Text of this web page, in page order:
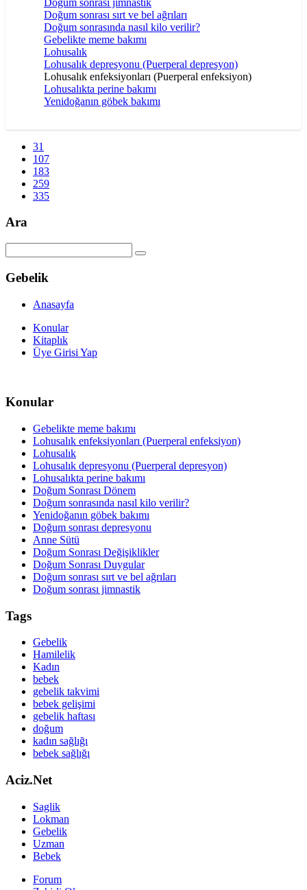
Doğum sonrası sırt ve bel ağrıları
Doğum sonrasında nasıl kilo verilir?
Gebelikte meme bakımı
Lohusalık
Lohusalık depresyonu (Puerperal depresyon)
Lohusalık enfeksiyonları (Puerperal enfeksiyon)
Lohusalıkta perine bakımı
Yenidoğanın göbek bakımı
31
107
183
259
335
Ara
Gebelik
Anasayfa
Konular
Kitaplık
Üye Girisi Yap
Konular
Gebelikte meme bakımı
Lohusalık enfeksiyonları (Puerperal enfeksiyon)
Lohusalık
Lohusalık depresyonu (Puerperal depresyon)
Lohusalıkta perine bakımı
Doğum Sonrası Dönem
Doğum sonrasında nasıl kilo verilir?
Yenidoğanın göbek bakımı
Doğum sonrası depresyonu
Anne Sütü
Doğum Sonrası Değişiklikler
Doğum Sonrası Duygular
Doğum sonrası sırt ve bel ağrıları
Doğum sonrası jimnastik
Tags
Gebelik
Hamilelik
Kadın
bebek
gebelik takvimi
bebek gelişimi
gebelik haftası
doğum
kadın sağlığı
bebek sağlığı
Aciz.Net
Saglik
Lokman
Gebelik
Uzman
Bebek
Forum